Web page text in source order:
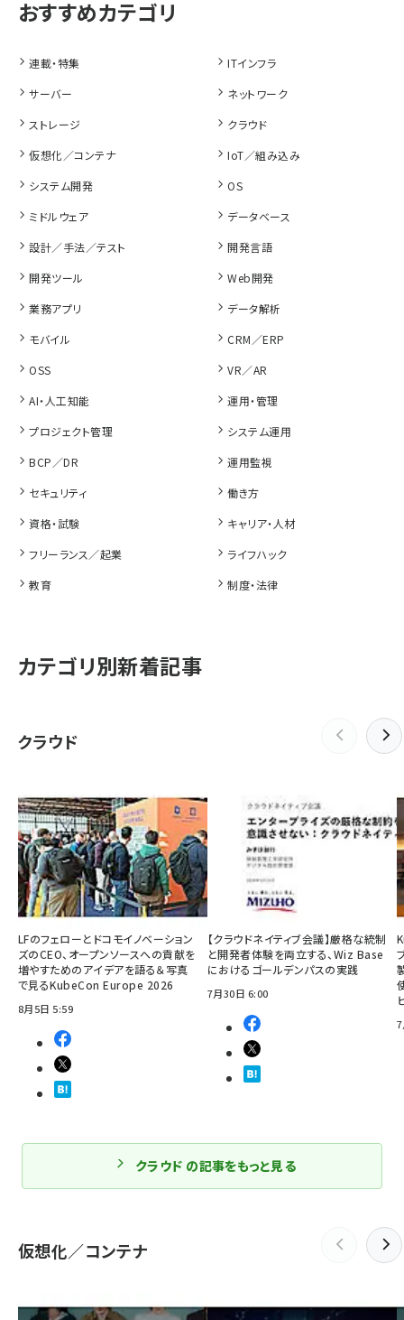
連載・特集
ITインフラ
サーバー
ネットワーク
ストレージ
クラウド
仮想化／コンテナ
IoT／組み込み
システム開発
OS
ミドルウェア
データベース
設計／手法／テスト
開発言語
開発ツール
Web開発
業務アプリ
データ解析
モバイル
CRM／ERP
OSS
VR／AR
AI・人工知能
運用・管理
プロジェクト管理
システム運用
BCP／DR
運用監視
セキュリティ
働き方
資格・試験
キャリア・人材
フリーランス／起業
ライフハック
教育
制度・法律
カテゴリ別新着記事
クラウド
LFのフェローとドコモイノベーション
ズのCEO、オープンソースへの貢献を
増やすためのアイデアを語る＆写真
で見るKubeCon Europe 2026
8月5日 5:59
【クラウドネイティブ会議】厳格な統制
と開発者体験を両立する、Wiz Base
におけるゴールデンパスの実践
7月30日 6:00
クラウド の記事をもっと見る
仮想化／コンテナ